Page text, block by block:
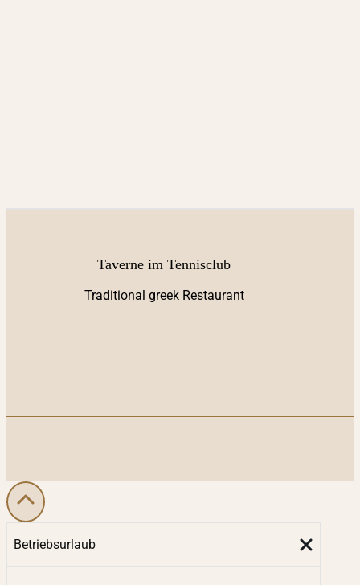
Taverne im Tennisclub
Traditional greek Restaurant
Betriebsurlaub